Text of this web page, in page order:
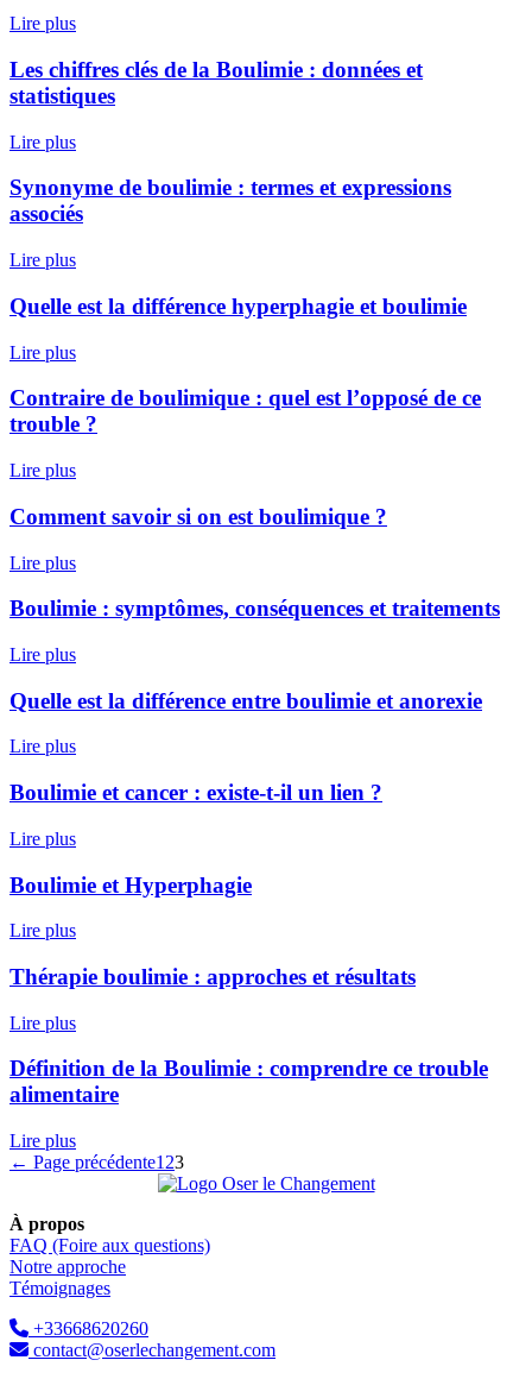
Lire plus
Les chiffres clés de la Boulimie : données et
statistiques
Lire plus
Synonyme de boulimie : termes et expressions
associés
Lire plus
Quelle est la différence hyperphagie et boulimie
Lire plus
Contraire de boulimique : quel est l’opposé de ce
trouble ?
Lire plus
Comment savoir si on est boulimique ?
Lire plus
Boulimie : symptômes, conséquences et traitements
Lire plus
Quelle est la différence entre boulimie et anorexie
Lire plus
Boulimie et cancer : existe-t-il un lien ?
Lire plus
Boulimie et Hyperphagie
Lire plus
Thérapie boulimie : approches et résultats
Lire plus
Définition de la Boulimie : comprendre ce trouble
alimentaire
Lire plus
← Page précédente1 23
À propos
FAQ (Foire aux questions)
Notre approche
Témoignages
+33668620260
contact@oserlechangement.com